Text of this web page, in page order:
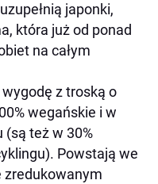
japonki,
która już od ponad
na całym
z troską o
wegańskie i w
(są też w 30%
Powstają we
zredukowanym